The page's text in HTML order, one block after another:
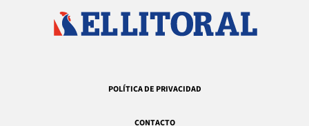
POLÍTICA DE PRIVACIDAD
CONTACTO